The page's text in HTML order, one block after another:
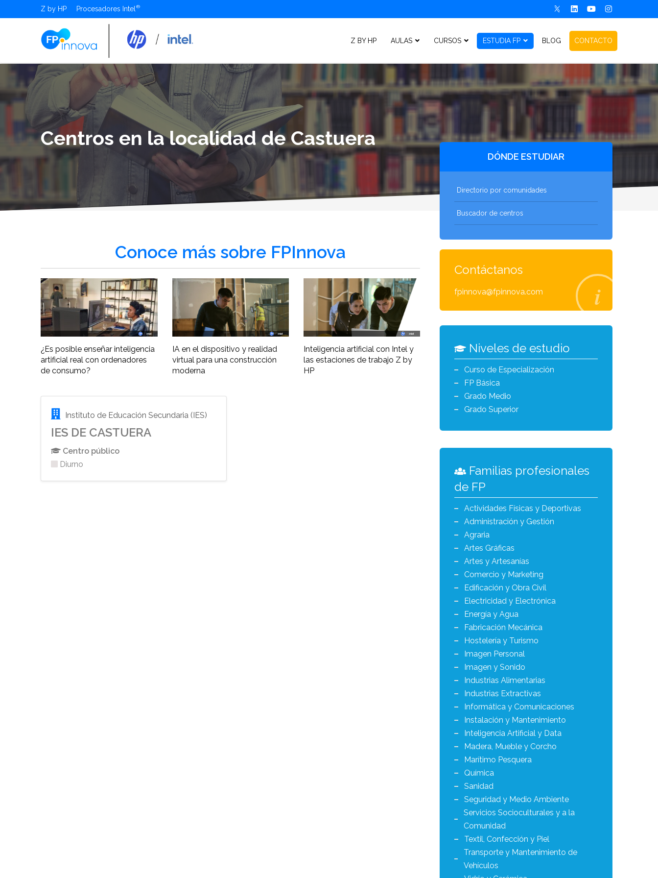
Z by HP Procesadores Intel
Z BY HP AULAS CURSOS ESTUDIA FP BLOG CONTACTO
Centros en la localidad de Castuera
Conoce más sobre FPInnova
¿Es posible enseñar inteligencia
artificial real con ordenadores
de consumo?
IA en el dispositivo y realidad
virtual para una construcción
moderna
Inteligencia artificial con Intel y
las estaciones de trabajo Z by
HP
Instituto de Educación Secundaria (IES)
IES DE CASTUERA
Centro público
Diurno
DÓNDE ESTUDIAR
Directorio por comunidades
Buscador de centros
Contáctanos
fpinnova@fpinnova.com
Niveles de estudio
Curso de Especialización
FP Básica
Grado Medio
Grado Superior
Familias profesionales
de FP
Actividades Físicas y Deportivas
Administración y Gestión
Agraria
Artes Gráficas
Artes y Artesanías
Comercio y Marketing
Edificación y Obra Civil
Electricidad y Electrónica
Energía y Agua
Fabricación Mecánica
Hostelería y Turismo
Imagen Personal
Imagen y Sonido
Industrias Alimentarias
Industrias Extractivas
Informática y Comunicaciones
Instalación y Mantenimiento
Inteligencia Artificial y Data
Madera, Mueble y Corcho
Marítimo Pesquera
Química
Sanidad
Seguridad y Medio Ambiente
Servicios Socioculturales y a la
Comunidad
Textil, Confección y Piel
Transporte y Mantenimiento de
Vehículos